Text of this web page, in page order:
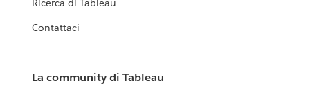
Ricerca di Tableau
Contattaci
La community di Tableau